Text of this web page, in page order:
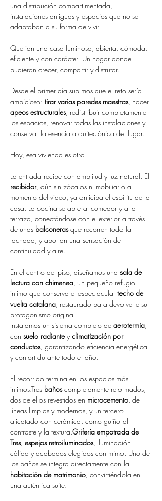
una distribución compartimentada,
instalaciones antiguas y espacios que no se
adaptaban a su forma de vivir.
Querían una casa luminosa, abierta, cómoda,
eficiente y con carácter. Un hogar donde
pudieran crecer, compartir y disfrutar.
Desde el primer día supimos que el reto sería
ambicioso: tirar varias paredes maestras, hacer
apeos estructurales, redistribuir completamente
los espacios, renovar todas las instalaciones y
conservar la esencia arquitectónica del lugar.
Hoy, esa vivienda es otra.
La entrada recibe con amplitud y luz natural. El
recibidor, aún sin zócalos ni mobiliario al
momento del vídeo, ya anticipa el espíritu de la
casa. La cocina se abre al comedor y a la
terraza, conectándose con el exterior a través
de unas balconeras que recorren toda la
fachada, y aportan una sensación de
continuidad y aire.
En el centro del piso, diseñamos una sala de
lectura con chimenea, un pequeño refugio
íntimo que conserva el espectacular techo de
vuelta catalana, restaurado para devolverle su
protagonismo original.
Instalamos un sistema completo de aerotermia,
con suelo radiante y climatización por
conductos, garantizando eficiencia energética
y confort durante todo el año.
El recorrido termina en los espacios más
íntimos:Tres baños completamente reformados,
dos de ellos revestidos en microcemento, de
líneas limpias y modernas, y un tercero
alicatado con cerámica, como guiño al
contraste y la textura.Grifería empotrada de
Tres, espejos retroiluminados, iluminación
cálida y acabados elegidos con mimo. Uno de
los baños se integra directamente con la
habitación de matrimonio, convirtiéndola en
una auténtica suite.